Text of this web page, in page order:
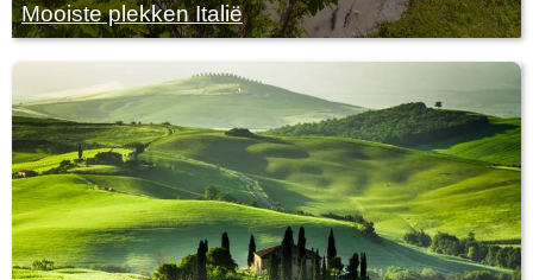
Mooiste plekken Italië